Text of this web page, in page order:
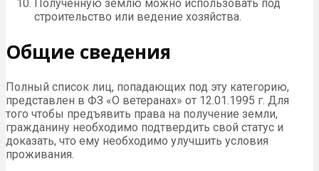
Полученную землю можно использовать под
строительство или ведение хозяйства.
Общие сведения
Полный список лиц, попадающих под эту категорию,
представлен в ФЗ «О ветеранах» от 12.01.1995 г. Для
того чтобы предъявить права на получение земли,
гражданину необходимо подтвердить свой статус и
доказать, что ему необходимо улучшить условия
проживания.